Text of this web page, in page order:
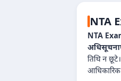
NTA
NTA
तिथि न